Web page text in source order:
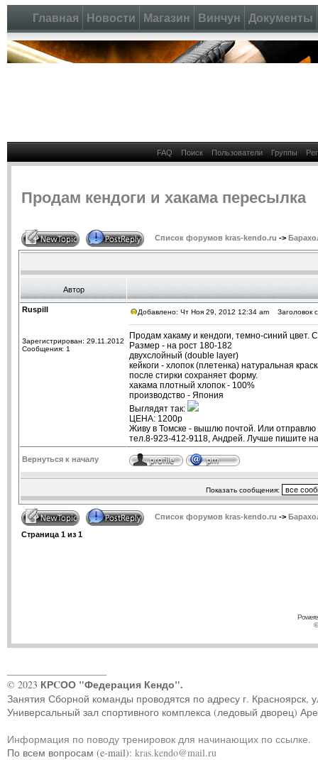
Главная Новости Магазин Винчун Документы
FAQ Поиск Пользователи Группы
Продам кендоги и хакама пересылка
Список форумов kras-kendo.ru ->
Автор
Ruspill
Зарегистрирован: 29.11.2012
Сообщения: 1
Добавлено: Чт Ноя 29, 2012 12:34 am Заголовок
Продам хакаму и кендоги, темно-синий цвет.
Размер - на рост 180-182
двухслойный (double layer)
кейкоги - хлопок (плетенка) натуральная
после стирки сохраняет форму.
хакама плотный хлопок - 100%
производство - Япония
Выглядят так:
ЦЕНА: 1200р
Живу в Томске - вышлю почтой. Или отправлю
тел.8-923-412-9118, Андрей. Лучше пишите
Вернуться к началу
Показать сообщения:
Список форумов kras-kendo.ru ->
Страница 1 из 1
© 2023 КРCОО "Федерация Кендо".
Занятия Сборной команды проводятся по адресу г. Красноярск,
Универсальный зал спортивного комплекса (ледовый дворец)
Информация по поводу тренировок для начинающих по ссылке.
По всем вопросам (e-mail): kras.kendo@mail.ru